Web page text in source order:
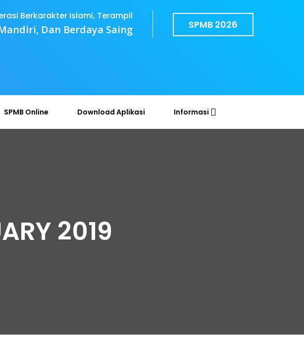
Berkarakter Islami, Terampil
Dan Berdaya Saing SPMB 2026
SPMB Online Download Aplikasi Informasi
2019